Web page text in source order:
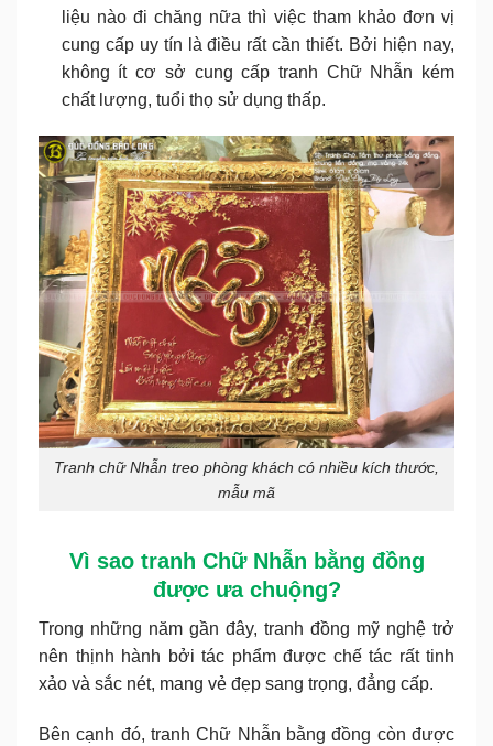
liệu nào đi chăng nữa thì việc tham khảo đơn vị
cung cấp uy tín là điều rất cần thiết. Bởi hiện nay,
không ít cơ sở cung cấp tranh Chữ Nhẫn kém
chất lượng, tuổi thọ sử dụng thấp.
Tranh chữ Nhẫn treo phòng khách có nhiều kích thước,
mẫu mã
Vì sao tranh Chữ Nhẫn bằng đồng
được ưa chuộng?
Trong những năm gần đây, tranh đồng mỹ nghệ trở
nên thịnh hành bởi tác phẩm được chế tác rất tinh
xảo và sắc nét, mang vẻ đẹp sang trọng, đẳng cấp.
Bên cạnh đó, tranh Chữ Nhẫn bằng đồng còn được